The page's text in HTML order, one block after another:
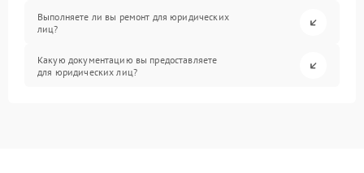
Выполняете ли вы ремонт для юридических
лиц?
Какую документацию вы предоставляете
для юридических лиц?